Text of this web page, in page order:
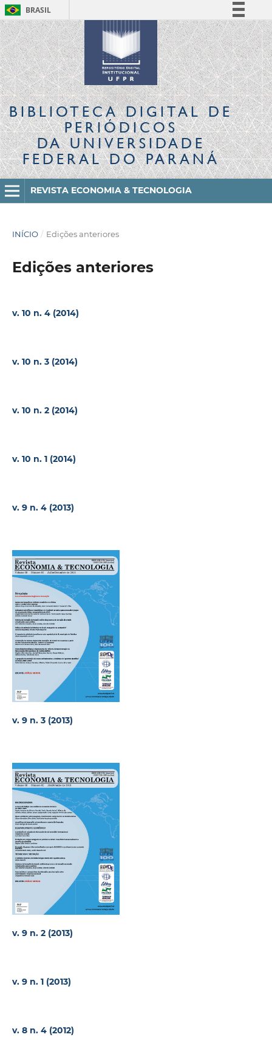
BRASIL
Simplifique!
Comunica BR
Participe
Acesso à informação
Legislação
Canais
BIBLIOTECA DIGITALDE
PERIÓDICOS
DA UNIVERSIDADE
FEDERAL DO PARANÁ
REVISTA ECONOMIA & TECNOLOGIA
INÍCIO / Edições anteriores
Edições anteriores
v. 10 n. 4 (2014)
v. 10 n. 3 (2014)
v. 10 n. 2 (2014)
v. 10 n. 1 (2014)
v. 9 n. 4 (2013)
v. 9 n. 3 (2013)
v. 9 n. 2 (2013)
v. 9 n. 1 (2013)
v. 8 n. 4 (2012)